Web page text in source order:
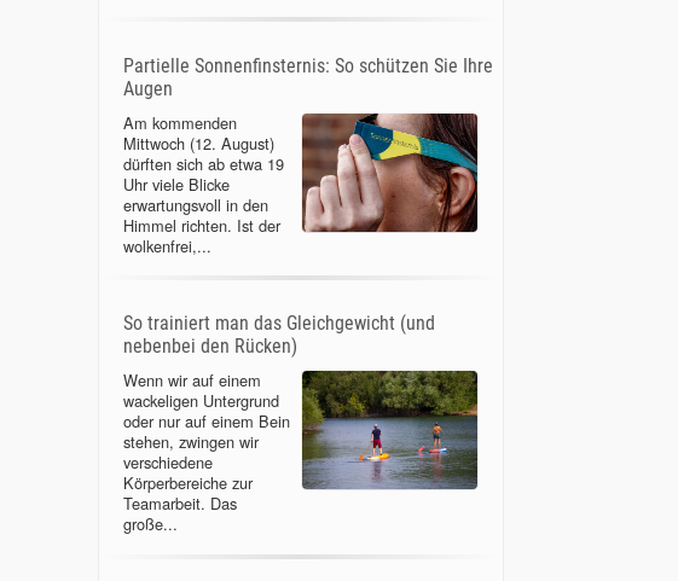
Partielle Sonnenfinsternis: So schützen Sie Ihre
Augen
Am kommenden
Mittwoch (12. August)
dürften sich ab etwa 19
Uhr viele Blicke
erwartungsvoll in den
Himmel richten. Ist der
wolkenfrei,...
So trainiert man das Gleichgewicht (und
nebenbei den Rücken)
Wenn wir auf einem
wackeligen Untergrund
oder nur auf einem Bein
stehen, zwingen wir
verschiedene
Körperbereiche zur
Teamarbeit. Das
große...